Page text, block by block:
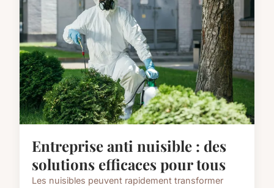
Entreprise anti nuisible : des
solutions efficaces pour tous
Les nuisibles peuvent rapidement transformer